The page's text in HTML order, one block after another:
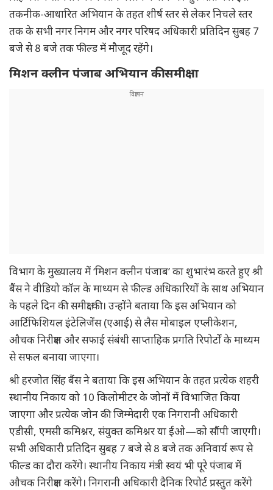
तकनीक-आधारित अभियान के तहत शीर्ष स्तर से लेकर निचले स्तर
तक के सभी नगर निगम और नगर परिषद अधिकारी प्रतिदिन सुबह 7
बजे से 8 बजे तक फील्ड में मौजूद रहेंगे।
मिशन क्लीन पंजाब अभियान की समीक्षा
विभाग के मुख्यालय में ‘मिशन क्लीन पंजाब’ का शुभारंभ करते हुए श्री
बैंस ने वीडियो कॉल के माध्यम से फील्ड अधिकारियों के साथ अभियान
के पहले दिन की समीक्षा की। उन्होंने बताया कि इस अभियान को
आर्टिफिशियल इंटेलिजेंस (एआई) से लैस मोबाइल एप्लीकेशन,
औचक निरीक्षण और सफाई संबंधी साप्ताहिक प्रगति रिपोर्टों के माध्यम
से सफल बनाया जाएगा।
श्री हरजोत सिंह बैंस ने बताया कि इस अभियान के तहत प्रत्येक शहरी
स्थानीय निकाय को 10 किलोमीटर के जोनों में विभाजित किया
जाएगा और प्रत्येक जोन की जिम्मेदारी एक निगरानी अधिकारी
एडीसी, एमसी कमिश्नर, संयुक्त कमिश्नर या ईओ—को सौंपी जाएगी।
सभी अधिकारी प्रतिदिन सुबह 7 बजे से 8 बजे तक अनिवार्य रूप से
फील्ड का दौरा करेंगे। स्थानीय निकाय मंत्री स्वयं भी पूरे पंजाब में
औचक निरीक्षण करेंगे। निगरानी अधिकारी दैनिक रिपोर्ट प्रस्तुत करेंगे